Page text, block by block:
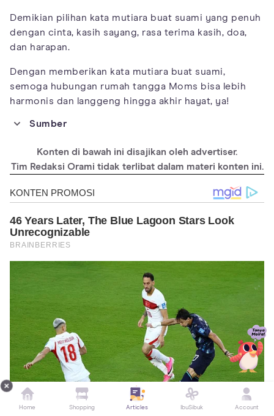
Demikian pilihan kata mutiara buat suami yang penuh
dengan cinta, kasih sayang, rasa terima kasih, doa,
dan harapan.
Dengan memberikan kata mutiara buat suami,
semoga hubungan rumah tangga Moms bisa lebih
harmonis dan langgeng hingga akhir hayat, ya!
Sumber
husband_00441275/
https://www.momjunction.com/articles/thank-you-messages-
for-husband_00470133/
Konten di bawah ini disajikan oleh advertiser.
Tim Redaksi Orami tidak terlibat dalam materi konten ini.
Home Shopping Articles IbuSibuk Account